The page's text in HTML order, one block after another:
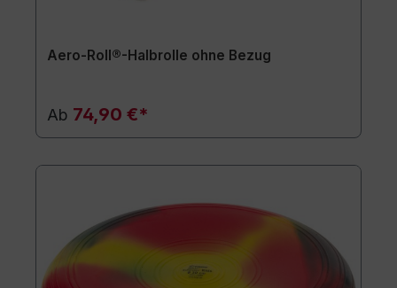
Aero-Roll®-Halbrolle ohne Bezug
Ab 74,90 €*